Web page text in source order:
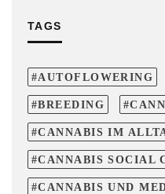
TAGS
AUTOFLOWERING
BREEDING
CANNABIS IM
CANNABIS SOCIAL
CANNABIS UND